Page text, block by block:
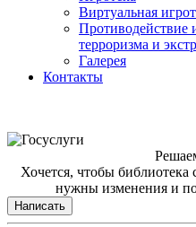
Виртуальная
Противодействие
терроризма и
Галерея
Контакты
Хочется, чтобы библиотека
нужны изменения и
Написать